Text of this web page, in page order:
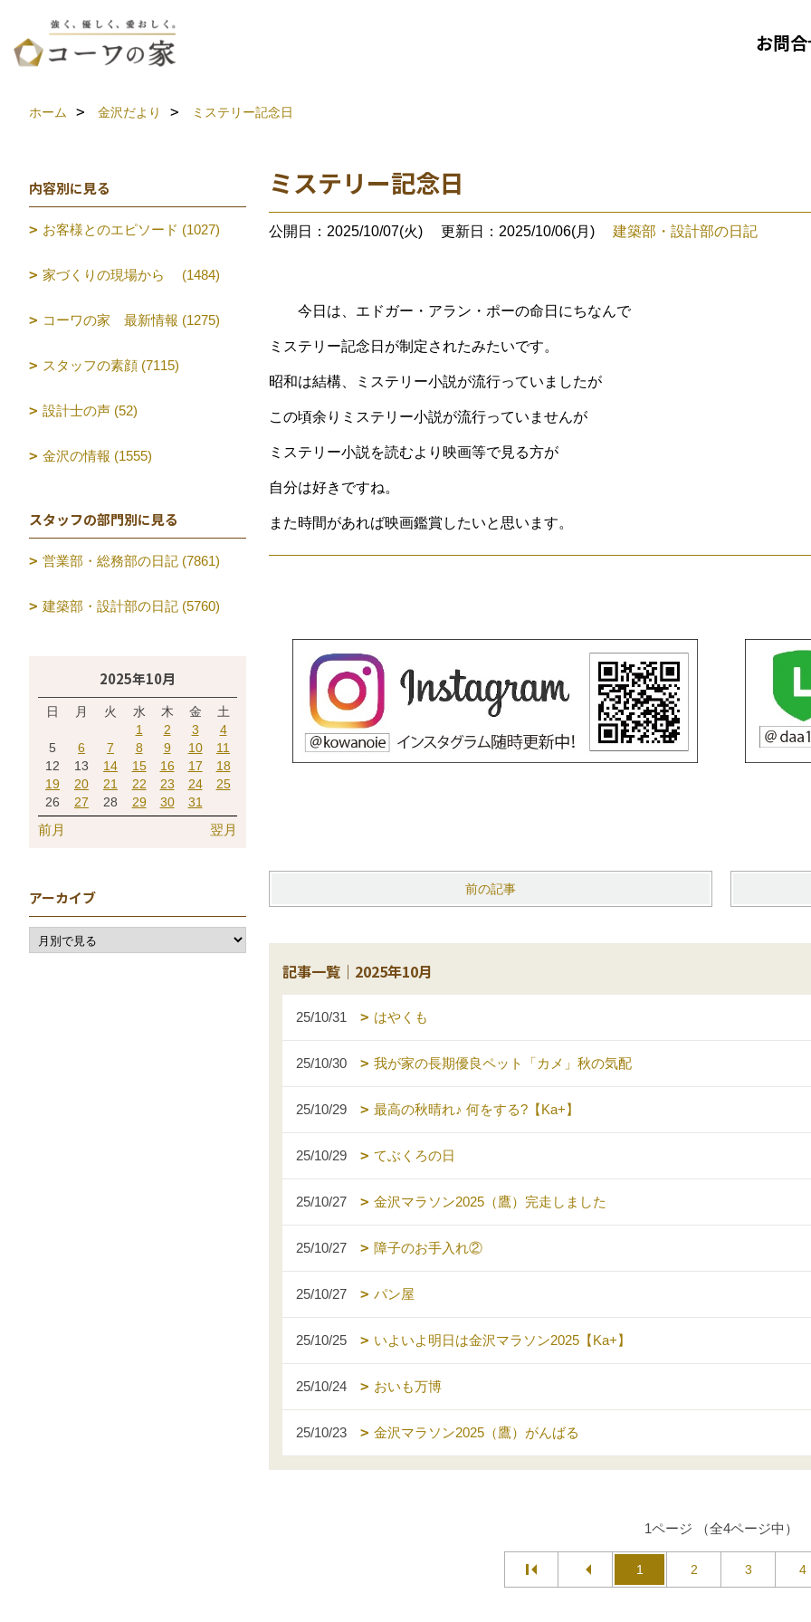
お問
ホーム 金沢だより ミステリー記念日
ミステリー記念日
公開日：2025/10/07(火) 更新日：2025/10/06(月) 建築部・設計部の日記
今日は、エドガー・アラン・ポーの命日にちなんで
ミステリー記念日が制定されたみたいです。
昭和は結構、ミステリー小説が流行っていましたが
この頃余りミステリー小説が流行っていませんが
ミステリー小説を読むより映画等で見る方が
自分は好きですね。
また時間があれば映画鑑賞したいと思います。
前の記事
記事一覧｜2025年10月
25/10/31 はやくも
25/10/30 我が家の長期優良ペット「カメ」秋の気配
25/10/29 最高の秋晴れ♪ 何をする?【Ka+】
25/10/29 てぶくろの日
25/10/27 金沢マラソン2025（鷹）完走しました
25/10/27 障子のお手入れ②
25/10/27 パン屋
25/10/25 いよいよ明日は金沢マラソン2025【Ka+】
25/10/24 おいも万博
25/10/23 金沢マラソン2025（鷹）がんばる
1ページ （全4ページ中）
1 2 3 4
内容別に見る
お客様とのエピソード (1027)
家づくりの現場から (1484)
コーワの家 最新情報 (1275)
スタッフの素顔 (7115)
設計士の声 (52)
金沢の情報 (1555)
スタッフの部門別に見る
営業部・総務部の日記 (7861)
建築部・設計部の日記 (5760)
2025年10月
日 月 火 水 木 金
土
1
2 3
4
5
6 7 8 9 10
11
12
13 14 15 16 17
18
19
20 21 22 23 24
25
26
27 28 29 30 31
前月 翌月
アーカイブ